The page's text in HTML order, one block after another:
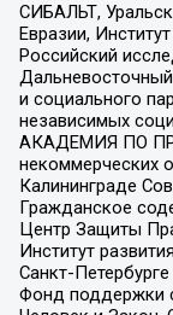
СИБАЛЬТ,
Евразии,
Российский
и социального
независимых
АКАДЕМИЯ ПО
некоммерческих
Калининграде
Гражданское
Центр Защиты
Институт
Санкт-
Фонд поддержки